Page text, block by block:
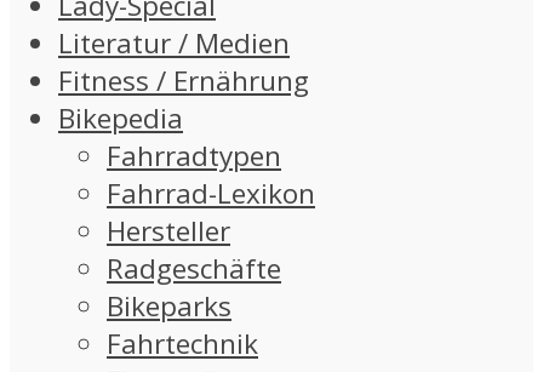
Literatur / Medien
Fitness / Ernährung
Bikepedia
Fahrradtypen
Fahrrad-Lexikon
Hersteller
Radgeschäfte
Bikeparks
Fahrtechnik